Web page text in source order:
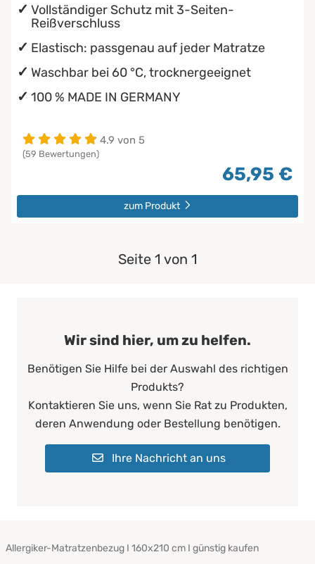
Vollständiger Schutz mit 3-Seiten-
Reißverschluss
Elastisch: passgenau auf jeder Matratze
Waschbar bei 60 °C, trocknergeeignet
100 % MADE IN GERMANY
4.9 von 5
(59 Bewertungen)
65,95 €
zum Produkt
Seite 1 von 1
Wir sind hier, um zu helfen.
Benötigen Sie Hilfe bei der Auswahl des richtigen
Produkts?
Kontaktieren Sie uns, wenn Sie Rat zu Produkten,
deren Anwendung oder Bestellung benötigen.
Ihre Nachricht an uns
Allergiker-Matratzenbezug I 160x210 cm I günstig kaufen